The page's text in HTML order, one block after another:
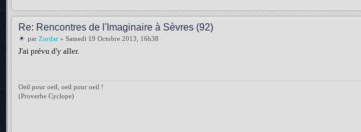
Re: Rencontres de l'Imaginaire à Sèvres (92)
par Zordar » Samedi 19 Octobre 2013, 16h38
J'ai prévu d'y aller.
Oeil pour oeil, oeil pour oeil !
(Proverbe Cyclope)